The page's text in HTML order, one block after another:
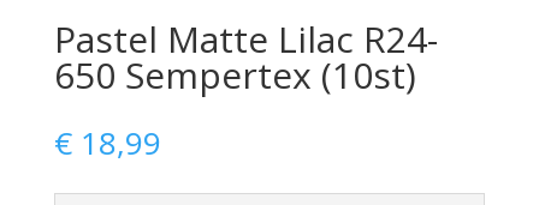
Pastel Matte Lilac R24-
650 Sempertex (10st)
€18,99